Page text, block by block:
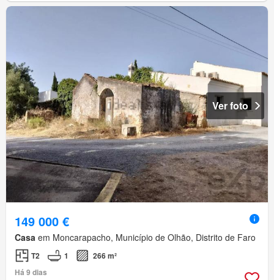
Ver foto
149 000 €
Casa em Moncarapacho, Município de Olhão, Distrito de Faro
T2 1
266 m²
Há 9 dias